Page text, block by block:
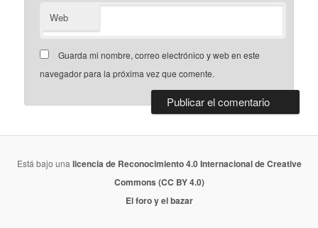
Web
Guarda mi nombre, correo electrónico y web en este
navegador para la próxima vez que comente.
Está bajo una licencia de Reconocimiento 4.0 Internacional de Creative
Commons (CC BY 4.0)
El foro y el bazar